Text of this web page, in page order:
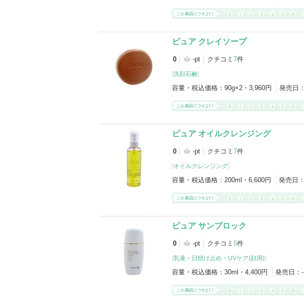
ピュア クレイソープ
0 -pt クチコミ 7件
[洗顔石鹸]
容量・税込価格： 90g×2・3,960円 発売日：
ピュア オイルクレンジング
0 -pt クチコミ 7件
[オイルクレンジング]
容量・税込価格： 200ml・6,600円 発売日：
ピュア サンブロック
0 -pt クチコミ 5件
[乳液 ・ 日焼け止め・UVケア(顔用)]
容量・税込価格： 30ml・4,400円 発売日： -